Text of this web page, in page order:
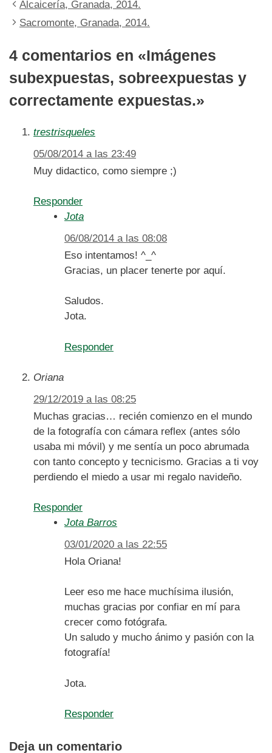
Alcaicería, Granada, 2014.
Sacromonte, Granada, 2014.
4 comentarios en «Imágenes
subexpuestas, sobreexpuestas y
correctamente expuestas.»
trestrisqueles
05/08/2014 a las 23:49
Muy didactico, como siempre ;)
Responder
Jota
06/08/2014 a las 08:08
Eso intentamos! ^_^
Gracias, un placer tenerte por aquí.
Saludos.
Jota.
Responder
Oriana
29/12/2019 a las 08:25
Muchas gracias… recién comienzo en el mundo
de la fotografía con cámara reflex (antes sólo
usaba mi móvil) y me sentía un poco abrumada
con tanto concepto y tecnicismo. Gracias a ti voy
perdiendo el miedo a usar mi regalo navideño.
Responder
Jota Barros
03/01/2020 a las 22:55
Hola Oriana!
Leer eso me hace muchísima ilusión,
muchas gracias por confiar en mí para
crecer como fotógrafa.
Un saludo y mucho ánimo y pasión con la
fotografía!
Jota.
Responder
Deja un comentario